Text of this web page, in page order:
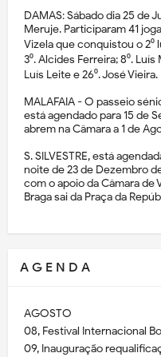
DAMAS: Sábado dia 25 de
Meruje. Participaram 41
Vizela que conquistou o 2⁰
3⁰. Alcides Ferreira; 8⁰.
Luís Leite e 26⁰. José Vieira.
MALAFAIA - O passeio
está agendado para 15 de
abrem na Câmara a 1 de
S. SILVESTRE, está
noite de 23 de Dezembro
com o apoio da Câmara de
Braga sai da Praça da
A G E N D A
AGOSTO
08, Festival Internacional
09, Inauguração